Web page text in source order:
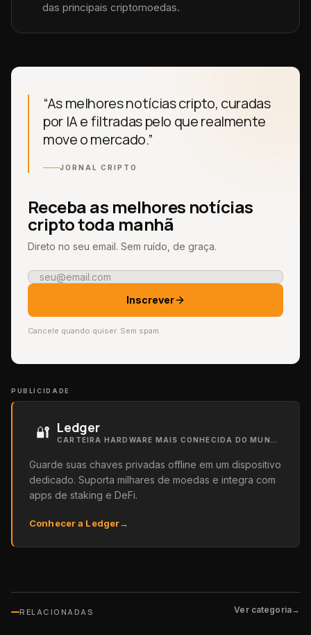
das principais criptomoedas.
“As melhores notícias cripto, curadas
por IA e filtradas pelo que realmente
move o mercado.”
JORNAL CRIPTO
Receba as melhores notícias
cripto toda manhã
Direto no seu email. Sem ruído, de graça.
Inscrever
Cancele quando quiser. Sem spam.
PUBLICIDADE
🔐 Ledger
Guarde suas chaves privadas offline em um dispositivo
dedicado. Suporta milhares de moedas e integra com
apps de staking e DeFi.
Conhecer a Ledger→
RELACIONADAS Ver categoria→